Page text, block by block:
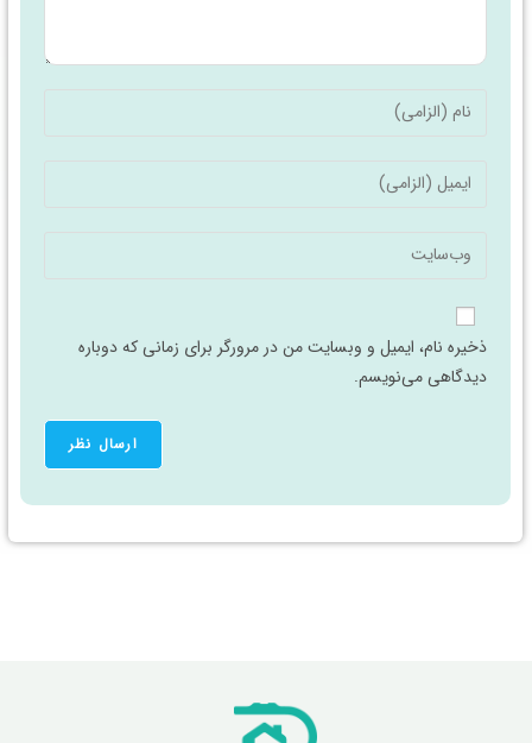
ذخیره نام، ایمیل و وبسایت من در مرورگر برای زمانی که دوباره
دیدگاهی می‌نویسم.